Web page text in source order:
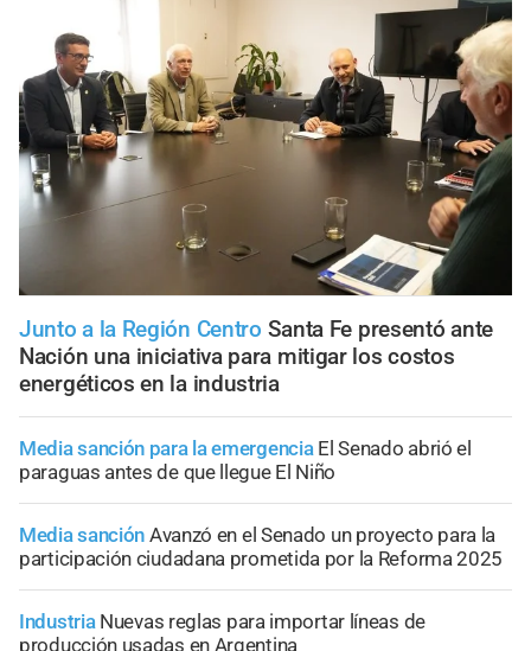
Junto a la Región Centro Santa Fe presentó ante
Nación una iniciativa para mitigar los costos
energéticos en la industria
Media sanción para la emergencia El Senado abrió el
paraguas antes de que llegue El Niño
Media sanción Avanzó en el Senado un proyecto para la
participación ciudadana prometida por la Reforma 2025
Industria Nuevas reglas para importar líneas de
producción usadas en Argentina